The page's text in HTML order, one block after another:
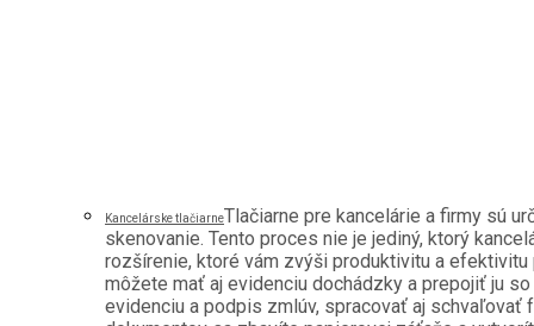
Kancelárske tlačiarneTlačiarne pre kancelárie a firmy sú
skenovanie. Tento proces nie je jediný, ktorý
rozšírenie, ktoré vám zvýši produktivitu a efektivitu
môžete mať aj evidenciu dochádzky a prepojiť ju
evidenciu a podpis zmlúv, spracovať aj schvaľovať